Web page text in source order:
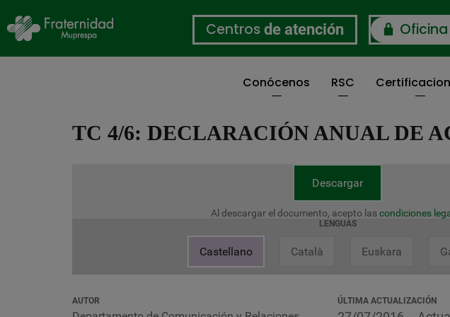
Centros de atención Oficina
Conócenos RSC
TC 4/6: DECLARACIÓN ANUAL DE
Descargar
Al descargar el documento, acepto lascondiciones
LENGUAS
Castellano Català Euskara
AUTOR ÚLTIMA ACTUALIZACIÓN